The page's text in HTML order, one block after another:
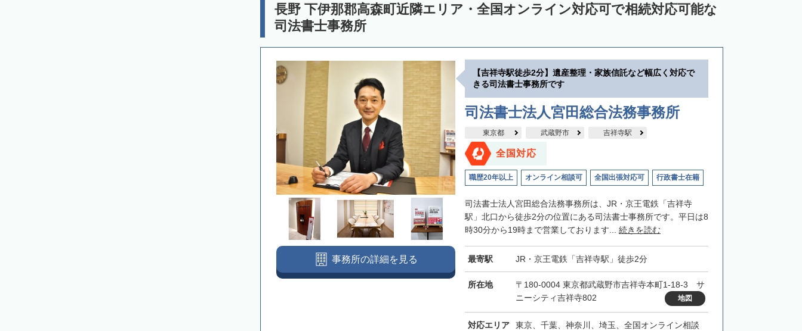
長野 下伊那郡高森町近隣エリア・全国オンライン対応可で相続対応可能な
司法書士事務所
【吉祥寺駅徒歩2分】遺産整理・家族信託など幅広く対応で
きる司法書士事務所です
司法書士法人宮田総合法務事務所
東京都 武蔵野市 吉祥寺駅
全国対応
職歴20年以上 オンライン相談可 全国出張対応可 行政書士在籍
司法書士法人宮田総合法務事務所は、JR・京王電鉄「吉祥寺
駅」北口から徒歩2分の位置にある司法書士事務所です。平日は8
時30分から19時まで営業しております... 続きを読む
最寄駅 JR・京王電鉄「吉祥寺駅」徒歩2分
所在地
〒180-0004 東京都武蔵野市吉祥寺本町1-18-3 サ
ニーシティ吉祥寺802
地図
対応エリア
東京、千葉、神奈川、埼玉、全国オンライン相談
事務所の詳細を見る